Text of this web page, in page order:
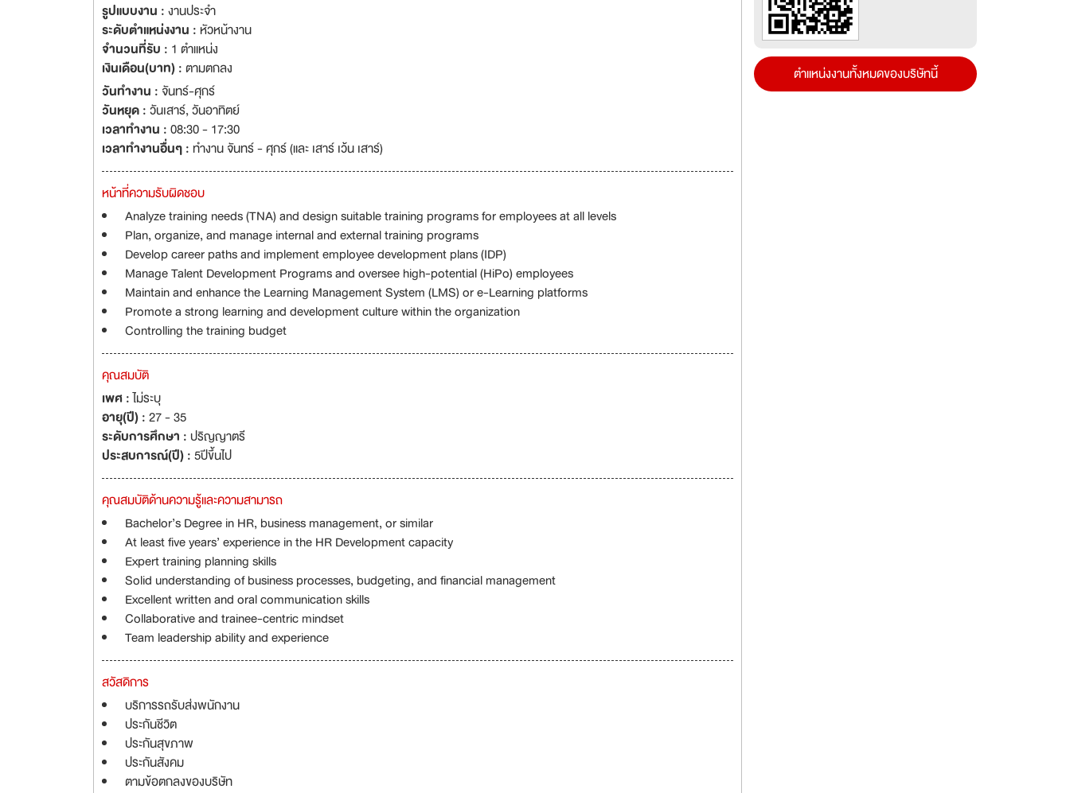
รูปแบบงาน :งานประจำ
ระดับตำแหน่งงาน :หัวหน้างาน
จำนวนที่รับ : 1 ตำแหน่ง
เงินเดือน(บาท) :ตามตกลง
วันทำงาน : จันทร์-ศุกร์
วันหยุด :วันเสาร์,วันอาทิตย์
เวลาทำงาน :08:30 - 17:30
เวลาทำงานอื่นๆ :ทำงาน จันทร์ - ศุกร์ (และ เสาร์ เว้น เสาร์)
หน้าที่ความรับผิดชอบ
Analyze training needs (TNA) and design suitable training programs for employees at all levels
Plan, organize, and manage internal and external training programs
Develop career paths and implement employee development plans (IDP)
Manage Talent Development Programs and oversee high-potential (HiPo) employees
Maintain and enhance the Learning Management System (LMS) or e-Learning platforms
Promote a strong learning and development culture within the organization
Controlling the training budget
คุณสมบัติ
เพศ :ไม่ระบุ
อายุ(ปี) :27 - 35
ระดับการศึกษา :ปริญญาตรี
ประสบการณ์(ปี) :5ปีขึ้นไป
คุณสมบัติด้านความรู้และความสามารถ
Bachelor’s Degree in HR, business management, or similar
At least five years’ experience in the HR Development capacity
Expert training planning skills
Solid understanding of business processes, budgeting, and financial management
Excellent written and oral communication skills
Collaborative and trainee-centric mindset
Team leadership ability and experience
สวัสดิการ
บริการรถรับส่งพนักงาน
ประกันชีวิต
ประกันสุขภาพ
ประกันสังคม
ตามข้อตกลงของบริษัท
ตำแหน่งงานทั้งหมดของบริษัทนี้